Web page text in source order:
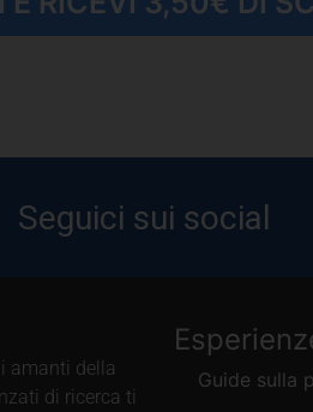
Seguici sui social
amanti della
di ricerca ti
Guide sulla